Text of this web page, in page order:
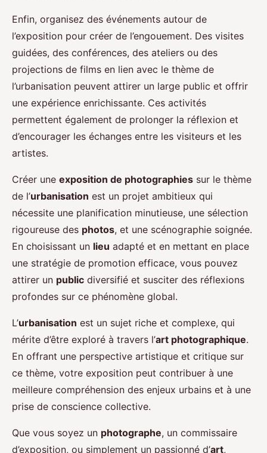
Enfin, organisez des événements autour de
l’exposition pour créer de l’engouement. Des visites
guidées, des conférences, des ateliers ou des
projections de films en lien avec le thème de
l’urbanisation peuvent attirer un large public et offrir
une expérience enrichissante. Ces activités
permettent également de prolonger la réflexion et
d’encourager les échanges entre les visiteurs et les
artistes.
Créer une exposition de photographies sur le thème
de l’urbanisation est un projet ambitieux qui
nécessite une planification minutieuse, une sélection
rigoureuse des photos, et une scénographie soignée.
En choisissant un lieu adapté et en mettant en place
une stratégie de promotion efficace, vous pouvez
attirer un public diversifié et susciter des réflexions
profondes sur ce phénomène global.
L’urbanisation est un sujet riche et complexe, qui
mérite d’être exploré à travers l’art photographique.
En offrant une perspective artistique et critique sur
ce thème, votre exposition peut contribuer à une
meilleure compréhension des enjeux urbains et à une
prise de conscience collective.
Que vous soyez un photographe, un commissaire
d’exposition, ou simplement un passionné d’art,